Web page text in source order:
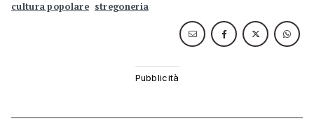
cultura popolare stregoneria